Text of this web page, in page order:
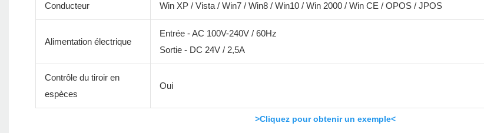
Conducteur Win XP / Vista / Win7 / Win8 / Win10 / Win 2000 / Win CE / OPOS / JPOS
Alimentation électrique
Entrée - AC 100V-240V / 60Hz
Sortie - DC 24V / 2,5A
Contrôle du tiroir en
espèces
Oui
>Cliquez pour obtenir un exemple<